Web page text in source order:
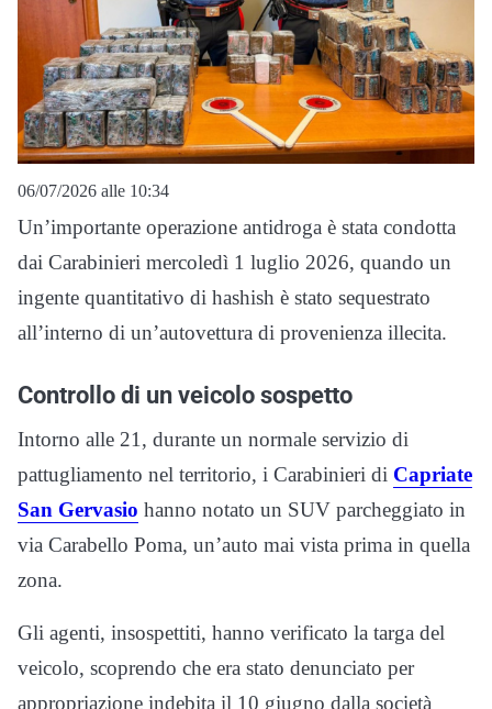
06/07/2026 alle 10:34
Un’importante operazione antidroga è stata condotta
dai Carabinieri mercoledì 1 luglio 2026, quando un
ingente quantitativo di hashish è stato sequestrato
all’interno di un’autovettura di provenienza illecita.
Controllo di un veicolo sospetto
Intorno alle 21, durante un normale servizio di
pattugliamento nel territorio, i Carabinieri di Capriate
San Gervasio hanno notato un SUV parcheggiato in
via Carabello Poma, un’auto mai vista prima in quella
zona.
Gli agenti, insospettiti, hanno verificato la targa del
veicolo, scoprendo che era stato denunciato per
appropriazione indebita il 10 giugno dalla società